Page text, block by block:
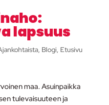
lapsuus
, Blogi, Etusivu
maa. Asuinpaikka
tulevaisuuteen ja